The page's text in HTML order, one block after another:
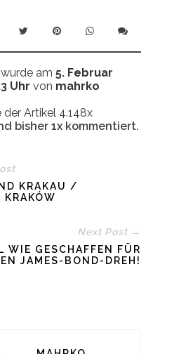
am 5. Februar
Uhr von mahrko
der Artikel 4.148x
bisher 1x kommentiert.
KRAKAU /
Next Post →
WIE GESCHAFFEN FÜR
JAMES-BOND-DREH!